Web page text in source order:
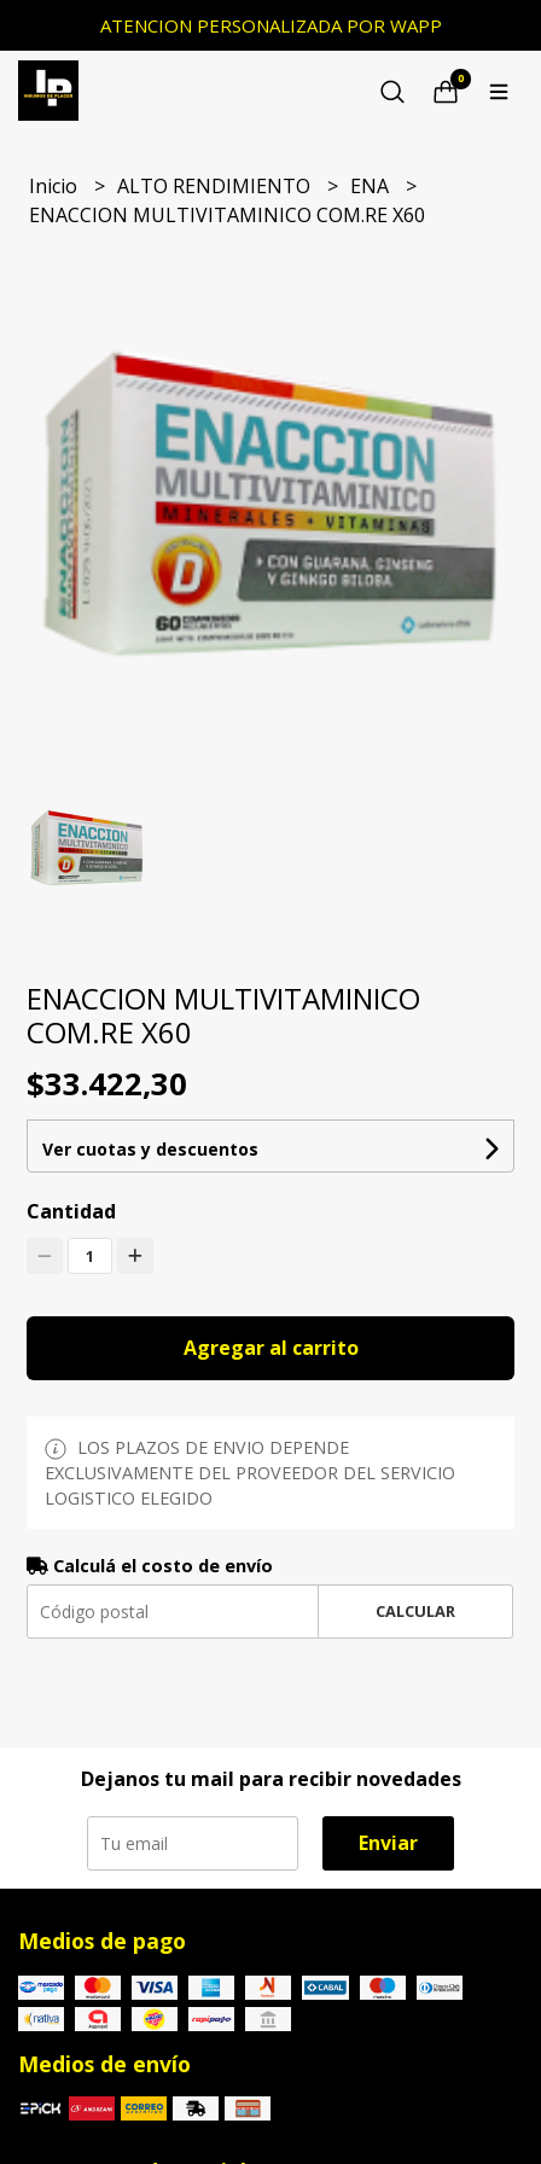
ATENCION PERSONALIZADA POR WAPP
0
Inicio ALTO RENDIMIENTO
ENA
ENACCION MULTIVITAMINICO COM.RE X60
ENACCION MULTIVITAMINICO
COM.RE X60
$33.422,30
Ver cuotas y descuentos
Cantidad
1
Agregar al carrito
LOS PLAZOS DE ENVIO DEPENDE
EXCLUSIVAMENTE DEL PROVEEDOR DEL SERVICIO
LOGISTICO ELEGIDO
Calculá el costo de envío
CALCULAR
Dejanos tu mail para recibir novedades
Enviar
Medios de pago
Medios de envío